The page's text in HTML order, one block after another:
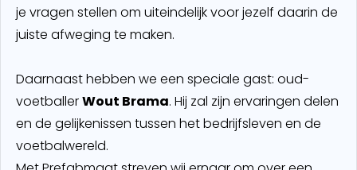
je vragen stellen om uiteindelijk voor jezelf daarin de
juiste afweging te maken.
Daarnaast hebben we een speciale gast: oud-
voetballerWout Brama. Hij zal zijn ervaringen delen
en de gelijkenissen tussen het bedrijfsleven en de
voetbalwereld.